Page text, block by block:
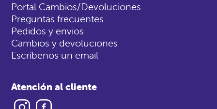
Portal Cambios/Devoluciones
Preguntas frecuentes
Pedidos y envios
Cambios y devoluciones
Escríbenos un email
Atención al cliente
Instagram